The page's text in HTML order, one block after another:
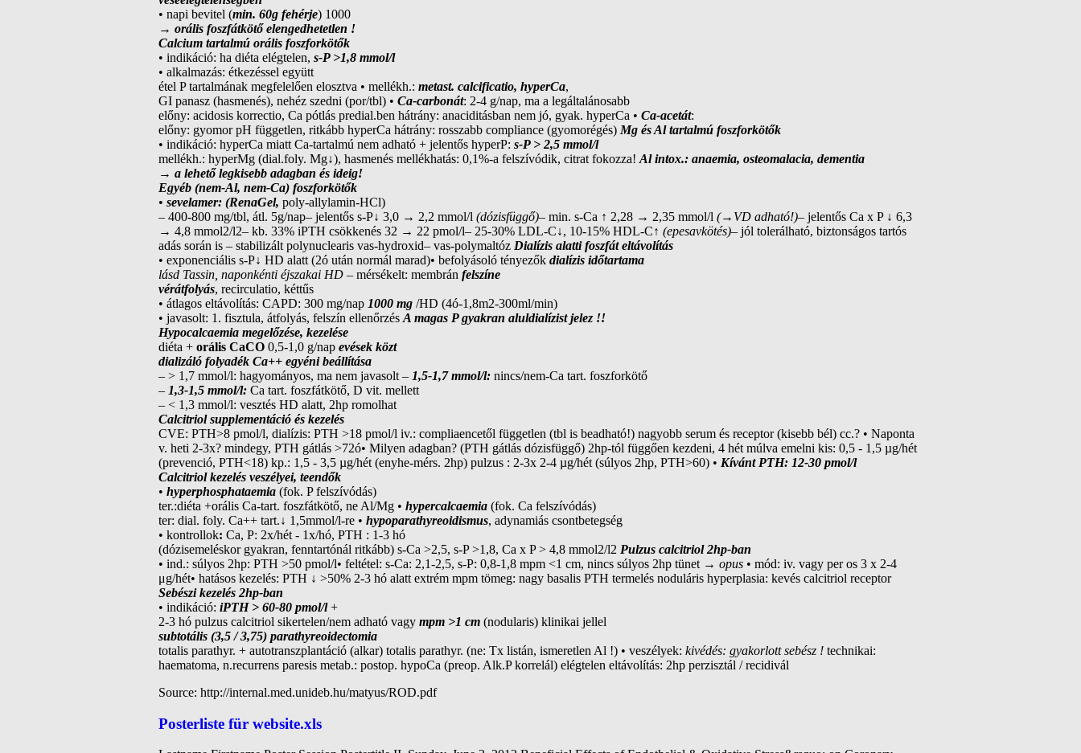
• napi bevitel (min. 60g fehérje) 1000
→ orális foszfátkötő elengedhetetlen !
Calcium tartalmú orális foszforkötők
• indikáció: ha diéta elégtelen, s-P >1,8 mmol/l
• alkalmazás: étkezéssel együtt
étel P tartalmának megfelelően elosztva • mellékh.: metast. calcificatio, hyperCa,
GI panasz (hasmenés), nehéz szedni (por/tbl) • Ca-carbonát: 2-4 g/nap, ma a legáltalánosabb
előny: acidosis korrectio, Ca pótlás predial.ben hátrány: anaciditásban nem jó, gyak. hyperCa • Ca-acetát:
előny: gyomor pH független, ritkább hyperCa hátrány: rosszabb compliance (gyomorégés) Mg és Al tartalmú foszforkötők
• indikáció: hyperCa miatt Ca-tartalmú nem adható + jelentős hyperP: s-P > 2,5 mmol/l
mellékh.: hyperMg (dial.foly. Mg↓), hasmenés mellékhatás: 0,1%-a felszívódik, citrat fokozza! Al intox.: anaemia, osteomalacia, dementia
→ a lehető legkisebb adagban és ideig!
Egyéb (nem-Al, nem-Ca) foszforkötők
• sevelamer: (RenaGel, poly-allylamin-HCl)
– 400-800 mg/tbl, átl. 5g/nap– jelentős s-P↓ 3,0 → 2,2 mmol/l (dózisfüggő)– min. s-Ca ↑ 2,28 → 2,35 mmol/l (→ VD adható!)– jelentős Ca x P ↓ 6,3
→ 4,8 mmol2/l2– kb. 33% iPTH csökkenés 32 → 22 pmol/l– 25-30% LDL-C↓, 10-15% HDL-C↑ (epesavkötés)– jól tolerálható, biztonságos tartós
adás során is – stabilizált polynuclearis vas-hydroxid– vas-polymaltóz Dialízis alatti foszfát eltávolítás
• exponenciális s-P↓ HD alatt (2ó után normál marad)• befolyásoló tényezők dialízis időtartama
lásd Tassin, naponkénti éjszakai HD – mérsékelt: membrán felszíne
vérátfolyás, recirculatio, kéttűs
• átlagos eltávolítás: CAPD: 300 mg/nap 1000 mg /HD (4ó-1,8m2-300ml/min)
• javasolt: 1. fisztula, átfolyás, felszín ellenőrzés A magas P gyakran aluldialízist jelez !!
Hypocalcaemia megelőzése, kezelése
diéta + orális CaCO 0,5-1,0 g/nap evések közt
dializáló folyadék Ca++ egyéni beállítása
– > 1,7 mmol/l: hagyományos, ma nem javasolt – 1,5-1,7 mmol/l: nincs/nem-Ca tart. foszforkötő
– 1,3-1,5 mmol/l: Ca tart. foszfátkötő, D vit. mellett
– < 1,3 mmol/l: vesztés HD alatt, 2hp romolhat
Calcitriol supplementáció és kezelés
CVE: PTH>8 pmol/l, dialízis: PTH >18 pmol/l iv.: compliaencetől független (tbl is beadható!) nagyobb serum és receptor (kisebb bél) cc.? • Naponta
v. heti 2-3x? mindegy, PTH gátlás >72ó• Milyen adagban? (PTH gátlás dózisfüggő) 2hp-tól függően kezdeni, 4 hét múlva emelni kis: 0,5 - 1,5 µg/hét
(prevenció, PTH<18) kp.: 1,5 - 3,5 µg/hét (enyhe-mérs. 2hp) pulzus : 2-3x 2-4 µg/hét (súlyos 2hp, PTH>60) • Kívánt PTH: 12-30 pmol/l
Calcitriol kezelés veszélyei, teendők
• hyperphosphataemia (fok. P felszívódás)
ter.:diéta +orális Ca-tart. foszfátkötő, ne Al/Mg • hypercalcaemia (fok. Ca felszívódás)
ter: dial. foly. Ca++ tart.↓ 1,5mmol/l-re • hypoparathyreoidismus, adynamiás csontbetegség
• kontrollok: Ca, P: 2x/hét - 1x/hó, PTH : 1-3 hó
(dózisemeléskor gyakran, fenntartónál ritkább) s-Ca >2,5, s-P >1,8, Ca x P > 4,8 mmol2/l2 Pulzus calcitriol 2hp-ban
• ind.: súlyos 2hp: PTH >50 pmol/l• feltétel: s-Ca: 2,1-2,5, s-P: 0,8-1,8 mpm <1 cm, nincs súlyos 2hp tünet → opus • mód: iv. vagy per os 3 x 2-4
μg/hét• hatásos kezelés: PTH ↓ >50% 2-3 hó alatt extrém mpm tömeg: nagy basalis PTH termelés noduláris hyperplasia: kevés calcitriol receptor
Sebészi kezelés 2hp-ban
• indikáció: iPTH > 60-80 pmol/l+
2-3 hó pulzus calcitriol sikertelen/nem adható vagy mpm >1 cm (nodularis) klinikai jellel
subtotális (3,5 / 3,75) parathyreoidectomia
totalis parathyr. + autotranszplantáció (alkar) totalis parathyr. (ne: Tx listán, ismeretlen Al !) • veszélyek: kivédés: gyakorlott sebész ! technikai:
haematoma, n.recurrens paresis metab.: postop. hypoCa (preop. Alk.P korrelál) elégtelen eltávolítás: 2hp perzisztál / recidivál
Source: http://internal.med.unideb.hu/matyus/ROD.pdf
Posterliste für website.xls